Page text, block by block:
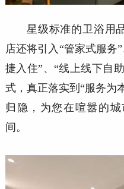
星级标准的卫浴用
店还将引入 “管家式服务
捷入住”、“线上线下自
式，真正落实到“服务为
归隐，为您在喧嚣的
间。